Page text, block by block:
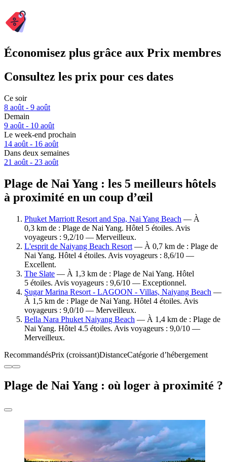
Économisez plus grâce aux Prix membres
Consultez les prix pour ces dates
Ce soir
8 août - 9 août
Demain
9 août - 10 août
Le week-end prochain
14 août - 16 août
Dans deux semaines
21 août - 23 août
Plage de Nai Yang : les 5 meilleurs hôtels
à proximité en un coup d’œil
Phuket Marriott Resort and Spa, Nai Yang Beach — À
0,3 km de : Plage de Nai Yang. Hôtel 5 étoiles. Avis
voyageurs : 9,2/10 — Merveilleux.
L'esprit de Naiyang Beach Resort — À 0,7 km de : Plage de
Nai Yang. Hôtel 4 étoiles. Avis voyageurs : 8,6/10 —
Excellent.
The Slate — À 1,3 km de : Plage de Nai Yang. Hôtel
5 étoiles. Avis voyageurs : 9,6/10 — Exceptionnel.
Sugar Marina Resort - LAGOON - Villas, Naiyang Beach —
À 1,5 km de : Plage de Nai Yang. Hôtel 4 étoiles. Avis
voyageurs : 9,0/10 — Merveilleux.
Bella Nara Phuket Naiyang Beach — À 1,4 km de : Plage de
Nai Yang. Hôtel 4.5 étoiles. Avis voyageurs : 9,0/10 —
Merveilleux.
RecommandésPrix (croissant)DistanceCatégorie d’hébergement
Plage de Nai Yang : où loger à proximité ?